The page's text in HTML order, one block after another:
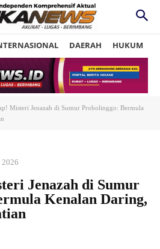
DAERAH HUKUM
Misteri Jenazah di Sumur Probolinggo: Bermula
Jenazah di Sumur
Kenalan Daring,